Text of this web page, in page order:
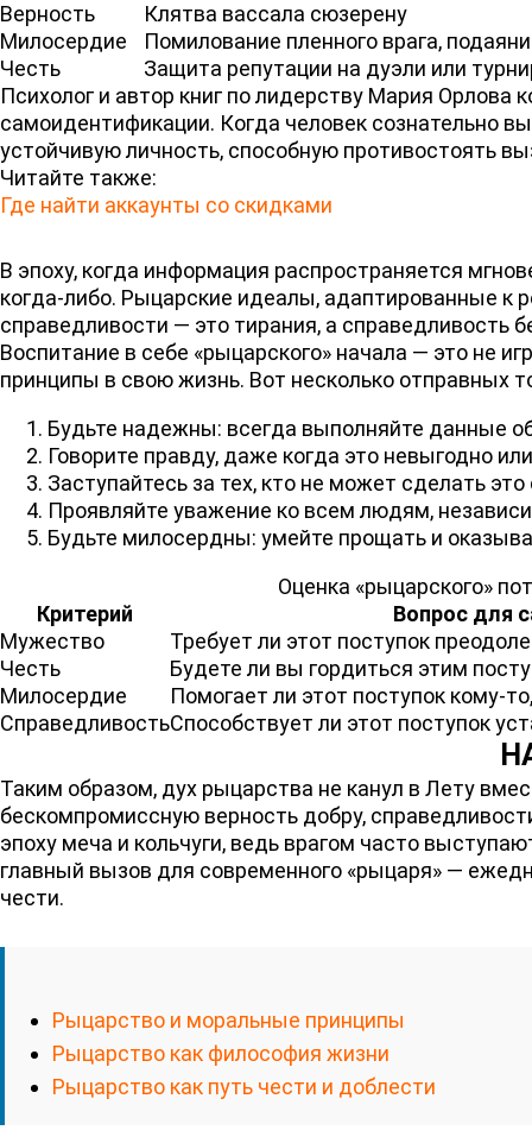
Верность
Клятва вассала сюзерену
Милосердие
Помилование пленного врага,
Честь
Защита репутации на дуэли или
Психолог и автор книг по лидерству Мария
самоидентификации. Когда человек сознательно
устойчивую личность, способную противостоять
Читайте также:
Где найти аккаунты со скидками
В эпоху, когда информация распространяется
когда-либо. Рыцарские идеалы, адаптированные к
справедливости — это тирания, а справедливость
Воспитание в себе «рыцарского» начала — это не
принципы в свою жизнь. Вот несколько отправных
Будьте надежны: всегда выполняйте данные
Говорите правду, даже когда это невыгодно
Заступайтесь за тех, кто не может сделать
Проявляйте уважение ко всем людям,
Будьте милосердны: умейте прощать и
Оценка «рыцарского»
Критерий
Вопрос для
Мужество
Требует ли этот поступок
Честь
Будете ли вы гордиться этим
Милосердие
Помогает ли этот поступок кому-
СправедливостьСпособствует ли этот поступок
Таким образом, дух рыцарства не канул в Лету
бескомпромиссную верность добру,
эпоху меча и кольчуги, ведь врагом часто
главный вызов для современного «рыцаря» —
чести.
Рыцарство и моральные принципы
Рыцарство как философия жизни
Рыцарство как путь чести и доблести